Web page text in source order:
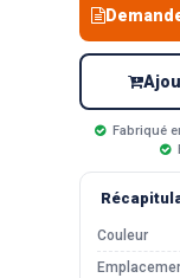
Fabriqué
Couleur